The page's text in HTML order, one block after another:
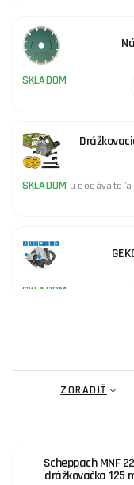
SKLADOM
SKLADOM u dodávateľa
SKLADOM
ZORADIŤ
Scheppach MNF
drážkovačka 125